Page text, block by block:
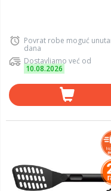
Povrat robe moguć
dana
Dostavljamo već od
10.08.2026